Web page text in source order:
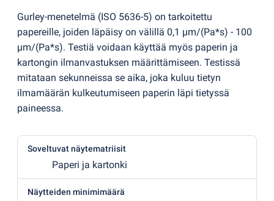
Gurley-menetelmä (ISO 5636-5) on tarkoitettu
papereille, joiden läpäisy on välillä 0,1 µm/(Pa*s) - 100
µm/(Pa*s). Testiä voidaan käyttää myös paperin ja
kartongin ilmanvastuksen määrittämiseen. Testissä
mitataan sekunneissa se aika, joka kuluu tietyn
ilmamäärän kulkeutumiseen paperin läpi tietyssä
paineessa.
Soveltuvat näytematriisit
Paperi ja kartonki
Näytteiden minimimäärä